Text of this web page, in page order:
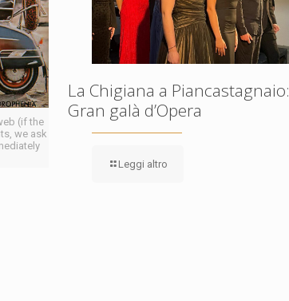
(if the
we ask
La Chigiana a Piancastagnaio:
Gran galà d’Opera
Leggi altro